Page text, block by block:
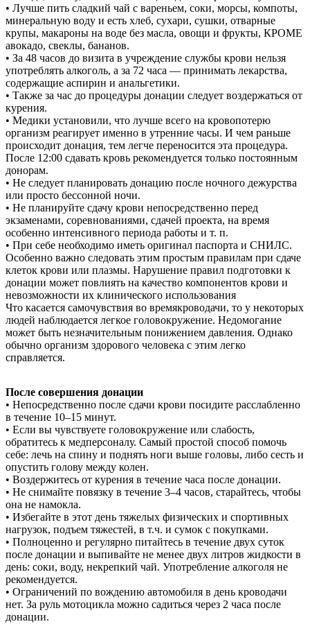
• Лучше пить сладкий чай с вареньем, соки, морсы, компоты,
минеральную воду и есть хлеб, сухари, сушки, отварные
крупы, макароны на воде без масла, овощи и фрукты, КРОМЕ
авокадо, свеклы, бананов.
• За 48 часов до визита в учреждение службы крови нельзя
употреблять алкоголь, а за 72 часа — принимать лекарства,
содержащие аспирин и анальгетики.
• Также за час до процедуры донации следует воздержаться от
курения.
• Медики установили, что лучше всего на кровопотерю
организм реагирует именно в утренние часы. И чем раньше
происходит донация, тем легче переносится эта процедура.
После 12:00 сдавать кровь рекомендуется только постоянным
донорам.
• Не следует планировать донацию после ночного дежурства
или просто бессонной ночи.
• Не планируйте сдачу крови непосредственно перед
экзаменами, соревнованиями, сдачей проекта, на время
особенно интенсивного периода работы и т. п.
• При себе необходимо иметь оригинал паспорта и СНИЛС.
Особенно важно следовать этим простым правилам при сдаче
клеток крови или плазмы. Нарушение правил подготовки к
донации может повлиять на качество компонентов крови и
невозможности их клинического использования
Что касается самочувствия во времякроводачи, то у некоторых
людей наблюдается легкое головокружение. Недомогание
может быть незначительным понижением давления. Однако
обычно организм здорового человека с этим легко
справляется.
После совершения донации
• Непосредственно после сдачи крови посидите расслабленно
в течение 10–15 минут.
• Если вы чувствуете головокружение или слабость,
обратитесь к медперсоналу. Самый простой способ помочь
себе: лечь на спину и поднять ноги выше головы, либо сесть и
опустить голову между колен.
• Воздержитесь от курения в течение часа после донации.
• Не снимайте повязку в течение 3–4 часов, старайтесь, чтобы
она не намокла.
• Избегайте в этот день тяжелых физических и спортивных
нагрузок, подъем тяжестей, в т.ч. и сумок с покупками.
• Полноценно и регулярно питайтесь в течение двух суток
после донации и выпивайте не менее двух литров жидкости в
день: соки, воду, некрепкий чай. Употребление алкоголя не
рекомендуется.
• Ограничений по вождению автомобиля в день кроводачи
нет. За руль мотоцикла можно садиться через 2 часа после
донации.